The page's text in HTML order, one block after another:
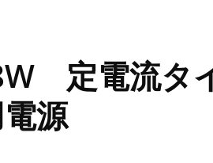
定電流タ
源